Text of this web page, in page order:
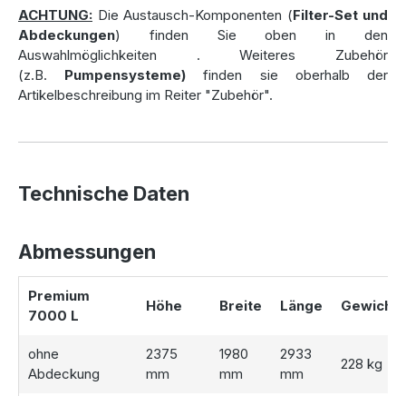
und einer Höhe von 2375 mm ist die Zisterne ideal für
größere Projekte. Ihr Gewicht von 228 kg erlaubt dennoch
eine relativ einfache Handhabung beim Einbau.
Vormontierte Anschlüsse (DN100)für Zulauf, Ablauf
und Leerrohr sorgen dafür, dass die Installation schnell und
nachhaltig und kostensparend
Die
zahlreiche Vorteile, die sowohl die Umwelt als auch Ihren
Geldbeutel schonen:
Kostenersparnis: Durch die Nutzung von kostenlosem
nachhaltig.
Umweltschutz:
Mit einem Regenwassertank reduzieren
ACHTUNG: Die Austausch-Komponenten (Filter-Set und
Abdeckungen) finden Sie oben in den
Auswahlmöglichkeiten . Weiteres Zubehör
(z.B. Pumpensysteme) finden sie oberhalb der
Artikelbeschreibung im Reiter "Zubehör".
Technische Daten
Abmessungen
Premium
7000 L
Höhe Breite Länge Gewicht
ohne
Abdeckung
2375
mm
1980
mm
2933
mm
228 kg